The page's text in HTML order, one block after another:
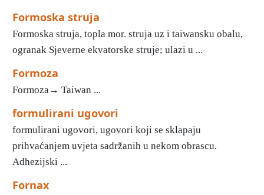
Formoska struja
Formoska struja, topla mor. struja uz i taiwansku obalu,
ogranak Sjeverne ekvatorske struje; ulazi u ...
Formoza
Formoza→ Taiwan ...
formulirani ugovori
formulirani ugovori, ugovori koji se sklapaju
prihvaćanjem uvjeta sadržanih u nekom obrascu.
Adhezijski ...
Fornax